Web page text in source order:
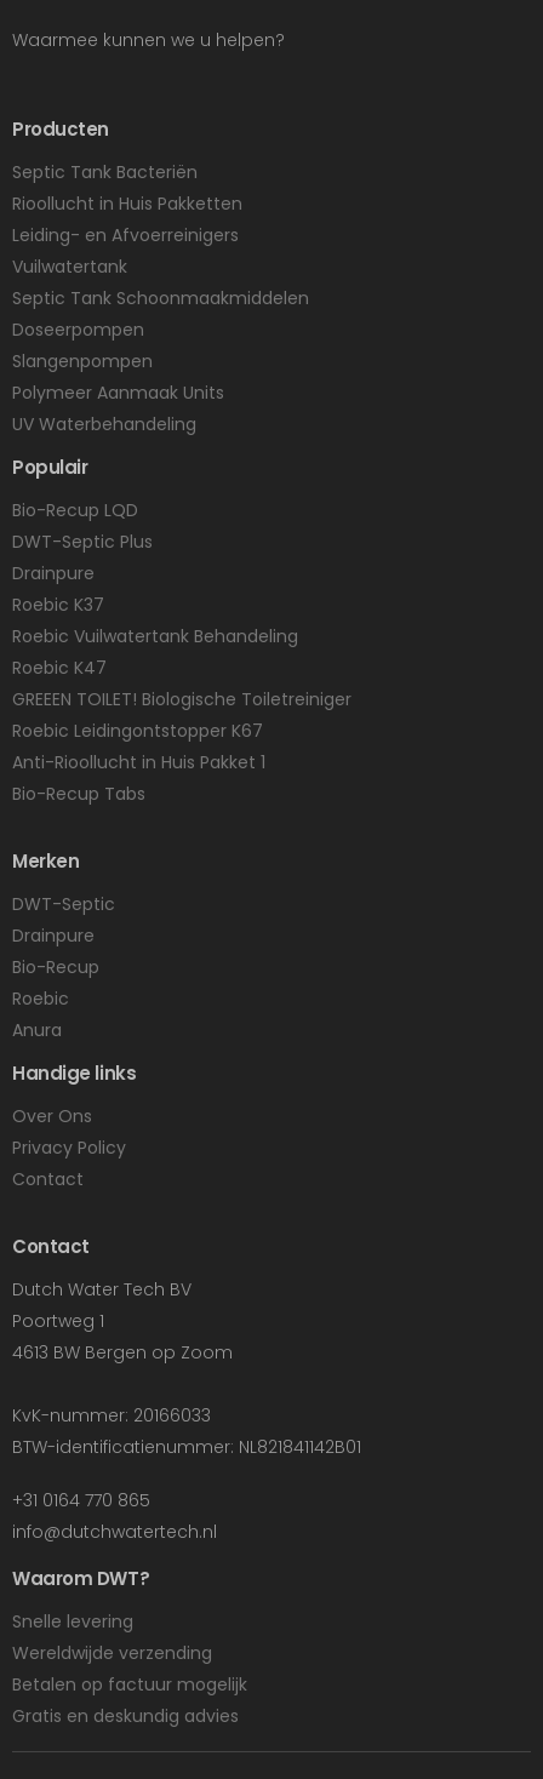
Waarmee kunnen we u helpen?
Producten
Septic Tank Bacteriën
Rioollucht in Huis Pakketten
Leiding- en Afvoerreinigers
Vuilwatertank
Septic Tank Schoonmaakmiddelen
Doseerpompen
Slangenpompen
Polymeer Aanmaak Units
UV Waterbehandeling
Populair
Bio-Recup LQD
DWT-Septic Plus
Drainpure
Roebic K37
Roebic Vuilwatertank Behandeling
Roebic K47
GREEEN TOILET! Biologische Toiletreiniger
Roebic Leidingontstopper K67
Anti-Rioollucht in Huis Pakket 1
Bio-Recup Tabs
Merken
DWT-Septic
Drainpure
Bio-Recup
Roebic
Anura
Handige links
Over Ons
Privacy Policy
Contact
Contact
Dutch Water Tech BV
Poortweg 1
4613 BW Bergen op Zoom
KvK-nummer: 20166033
BTW-identificatienummer: NL821841142B01
+31 0164 770 865
info@dutchwatertech.nl
Waarom DWT?
Snelle levering
Wereldwijde verzending
Betalen op factuur mogelijk
Gratis en deskundig advies